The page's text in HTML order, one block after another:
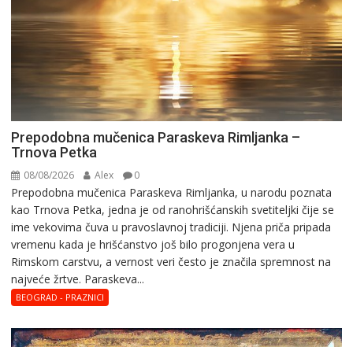
Prepodobna mučenica Paraskeva Rimljanka –
Trnova Petka
08/08/2026 Alex 0
Prepodobna mučenica Paraskeva Rimljanka, u narodu poznata
kao Trnova Petka, jedna je od ranohrišćanskih svetiteljki čije se
ime vekovima čuva u pravoslavnoj tradiciji. Njena priča pripada
vremenu kada je hrišćanstvo još bilo progonjena vera u
Rimskom carstvu, a vernost veri često je značila spremnost na
najveće žrtve. Paraskeva...
BEOGRAD - PRAZNICI